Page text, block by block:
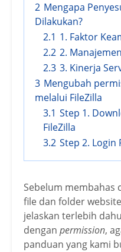
2 Mengapa
Dilakukan?
2.1 1. Faktor
2.2 2.
2.3 3. Kinerja
3 Mengubah
melalui FileZilla
3.1 Step 1.
FileZilla
3.2 Step 2. Login
Sebelum membahas
file dan folder
jelaskan terlebih
dengan permission,
panduan yang kami